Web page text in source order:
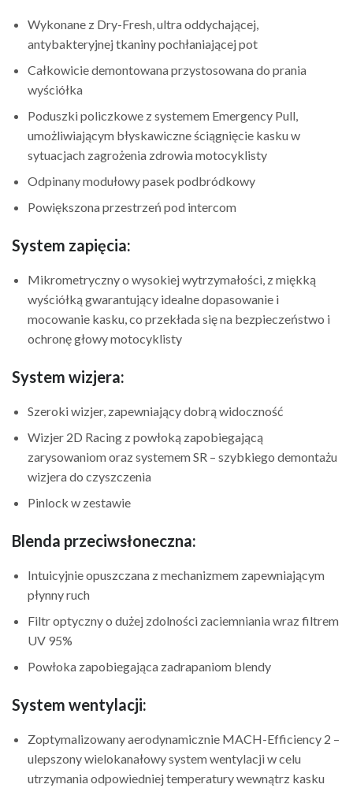
Wykonane z Dry-Fresh, ultra oddychającej,
antybakteryjnej tkaniny pochłaniającej pot
Całkowicie demontowana przystosowana do prania
wyściółka
Poduszki policzkowe z systemem Emergency Pull,
umożliwiającym błyskawiczne ściągnięcie kasku w
sytuacjach zagrożenia zdrowia motocyklisty
Odpinany modułowy pasek podbródkowy
Powiększona przestrzeń pod intercom
System zapięcia:
Mikrometryczny o wysokiej wytrzymałości, z miękką
wyściółką gwarantujący idealne dopasowanie i
mocowanie kasku, co przekłada się na bezpieczeństwo i
ochronę głowy motocyklisty
System wizjera:
Szeroki wizjer, zapewniający dobrą widoczność
Wizjer 2D Racing z powłoką zapobiegającą
zarysowaniom oraz systemem SR – szybkiego demontażu
wizjera do czyszczenia
Pinlock w zestawie
Blenda przeciwsłoneczna:
Intuicyjnie opuszczana z mechanizmem zapewniającym
płynny ruch
Filtr optyczny o dużej zdolności zaciemniania wraz filtrem
UV 95%
Powłoka zapobiegająca zadrapaniom blendy
System wentylacji:
Zoptymalizowany aerodynamicznie MACH-Efficiency 2 –
ulepszony wielokanałowy system wentylacji w celu
utrzymania odpowiedniej temperatury wewnątrz kasku